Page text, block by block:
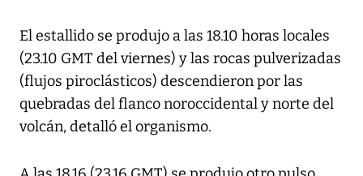
El estallido se produjo a las 18.10 horas locales
(23.10 GMT del viernes) y las rocas pulverizadas
(flujos piroclásticos) descendieron por las
quebradas del flanco noroccidental y norte del
volcán, detalló el organismo.